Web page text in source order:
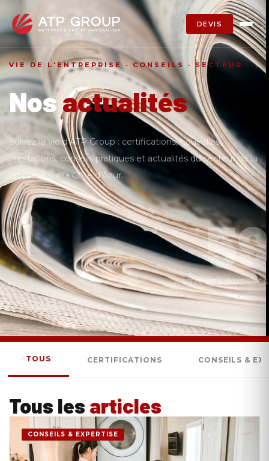
DEVIS
VIE DE L'ENTREPRISE · CONSEILS · SECTEUR
Nosactualités
Suivez la vie d’ATP Group : certifications, nouvelles
prestations, conseils pratiques et actualités du secteur de la
propreté sur la Côte d’Azur.
ACCUEIL»ACTUALITÉS
59
ARTICLES PUBLIÉS
CERTIFICATIONS CONSEILS &
TOUS
Tous les articles
CONSEILS & EXPERTISE